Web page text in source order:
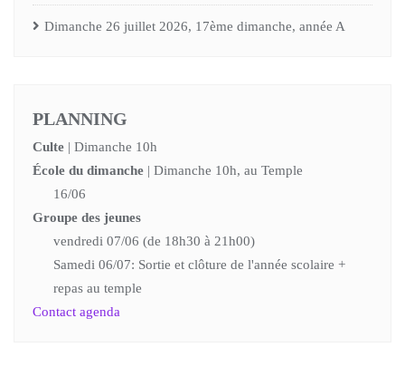
Dimanche 26 juillet 2026, 17ème dimanche, année A
PLANNING
Culte | Dimanche 10h
École du dimanche | Dimanche 10h, au Temple
16/06
Groupe des jeunes
vendredi 07/06 (de 18h30 à 21h00)
Samedi 06/07: Sortie et clôture de l'année scolaire +
repas au temple
Contact agenda